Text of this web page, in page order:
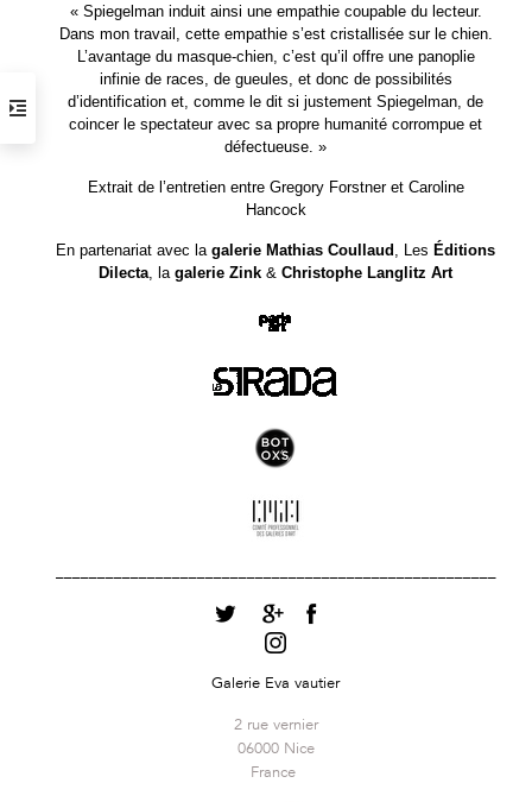
« Spiegelman induit ainsi une empathie coupable du lecteur.
Dans mon travail, cette empathie s’est cristallisée sur le chien.
L’avantage du masque-chien, c’est qu’il offre une panoplie
infinie de races, de gueules, et donc de possibilités
d’identification et, comme le dit si justement Spiegelman, de
coincer le spectateur avec sa propre humanité corrompue et
défectueuse. »
Extrait de l’entretien entre Gregory Forstner et Caroline
Hancock
En partenariat avec lagalerie Mathias Coullaud , Les Éditions
Dilecta, lagalerie Zink&Christophe Langlitz Art
Galerie Eva vautier
2 rue vernier
06000 Nice
France